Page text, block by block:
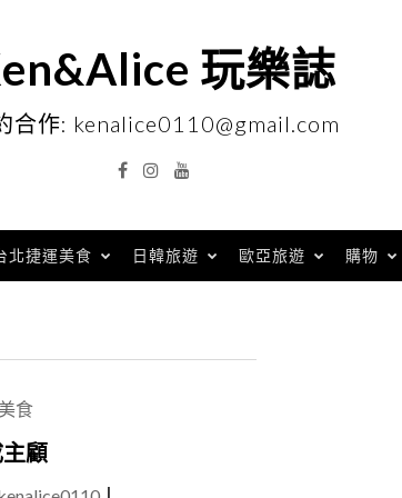
玩樂誌
合作: kenalice0110@gmail.com
FacebookInstagramYouTube
北捷運美食 日韓旅遊 歐亞旅遊 購物
食
顧